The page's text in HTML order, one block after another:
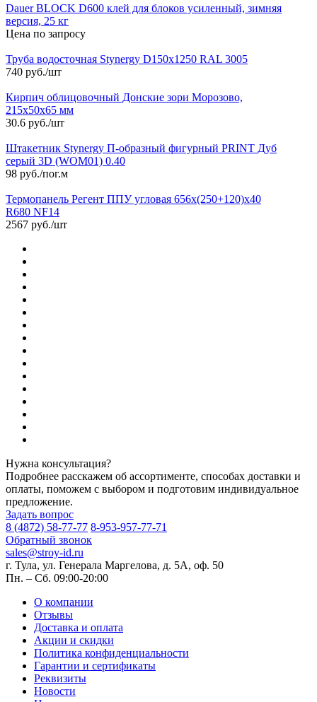
Dauer BLOCK D600 клей для блоков усиленный, зимняя
версия, 25 кг
Цена по запросу
Труба водосточная Stynergy D150х1250 RAL 3005
740 руб./шт
Кирпич облицовочный Донские зори Морозово,
215х50х65 мм
30.6 руб./шт
Штакетник Stynergy П-образный фигурный PRINT Дуб
серый 3D (WOM01) 0.40
98 руб./пог.м
Термопанель Регент ППУ угловая 656х(250+120)х40
R680 NF14
2567 руб./шт
Нужна консультация?
Подробнее расскажем об ассортименте, способах доставки и
оплаты, поможем с выбором и подготовим индивидуальное
предложение.
Задать вопрос
8 (4872) 58-77-77 8-953-957-77-71
Обратный звонок
sales@stroy-id.ru
г. Тула, ул. Генерала Маргелова, д. 5А, оф. 50
Пн. – Cб. 09:00-20:00
О компании
Отзывы
Доставка и оплата
Акции и скидки
Политика конфиденциальности
Гарантии и сертификаты
Реквизиты
Новости